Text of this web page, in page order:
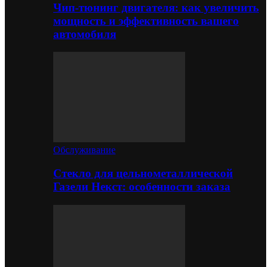
Чип-тюнинг двигателя: как увеличить
мощность и эффективность вашего
автомобиля
Обслуживание
Стекло для цельнометаллической
Газели Некст: особенности заказа